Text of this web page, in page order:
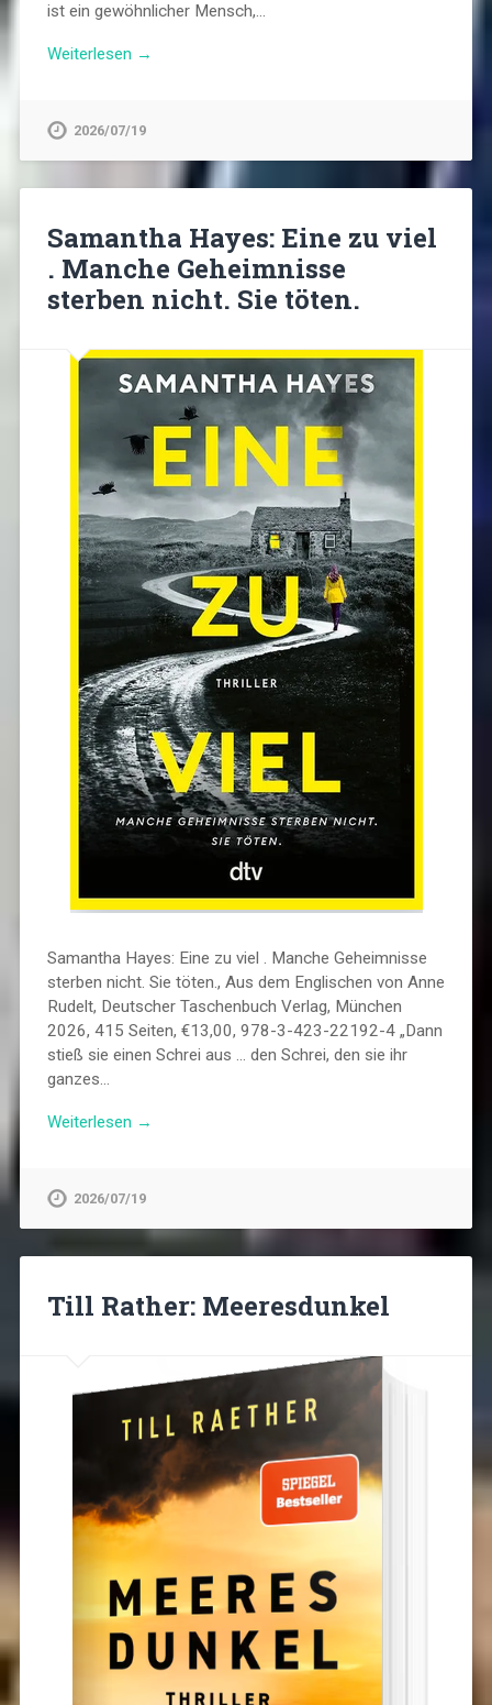
ist ein gewöhnlicher Mensch,…
Weiterlesen →
2026/07/19
Samantha Hayes: Eine zu viel
. Manche Geheimnisse
sterben nicht. Sie töten.
Samantha Hayes: Eine zu viel . Manche Geheimnisse
sterben nicht. Sie töten., Aus dem Englischen von Anne
Rudelt, Deutscher Taschenbuch Verlag, München
2026, 415 Seiten, €13,00, 978-3-423-22192-4 „Dann
stieß sie einen Schrei aus … den Schrei, den sie ihr
ganzes…
Weiterlesen →
2026/07/19
Till Rather: Meeresdunkel